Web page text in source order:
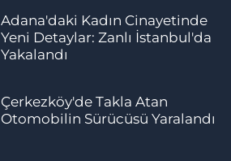
Adana'daki Kadın Cinayetinde
Yeni Detaylar: Zanlı İstanbul'da
Yakalandı
Çerkezköy'de Takla Atan
Otomobilin Sürücüsü Yaralandı